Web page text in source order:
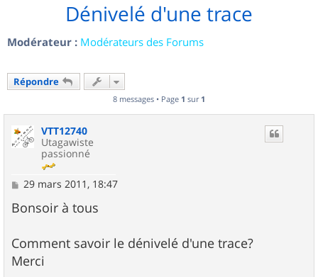
Dénivelé d'une trace
Modérateur : Modérateurs des Forums
Répondre
8 messages • Page 1 sur 1
VTT12740
Utagawiste
passionné
M
s
s
g
e
29 mars 2011, 18:47
Bonsoir à tous
Comment savoir le dénivelé d'une trace?
Merci